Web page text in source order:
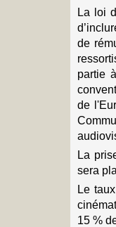
La loi
de
partie
de
La
sera
Le
15 %